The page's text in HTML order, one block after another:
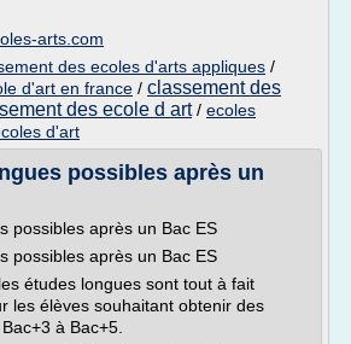
arts.com
des ecoles d'arts appliques /
d'art en france / classement des
des ecole d art/ ecoles
d'art
possibles après un
possibles après un Bac ES
possibles après un Bac ES
études longues sont tout à fait
les élèves souhaitant obtenir des
à Bac+5.